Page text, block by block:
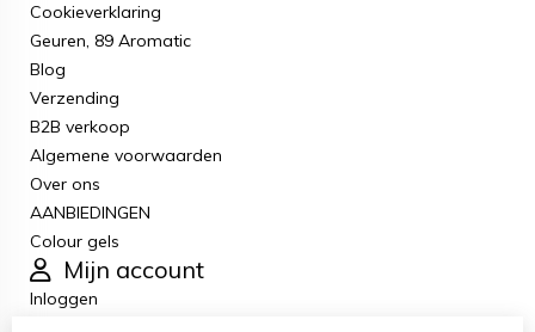
Cookieverklaring
Geuren, 89 Aromatic
Blog
Verzending
B2B verkoop
Algemene voorwaarden
Over ons
AANBIEDINGEN
Colour gels
Mijn account
Inloggen